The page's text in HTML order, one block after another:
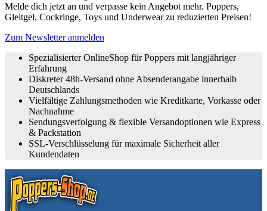
Melde dich jetzt an und verpasse kein Angebot mehr. Poppers,
Gleitgel, Cockringe, Toys und Underwear zu reduzierten Preisen!
Zum Newsletter anmelden
Spezialisierter OnlineShop für Poppers mit langjähriger
Erfahrung
Diskreter 48h-Versand ohne Absenderangabe innerhalb
Deutschlands
Vielfältige Zahlungsmethoden wie Kreditkarte, Vorkasse oder
Nachnahme
Sendungsverfolgung & flexible Versandoptionen wie Express
& Packstation
SSL-Verschlüsselung für maximale Sicherheit aller
Kundendaten